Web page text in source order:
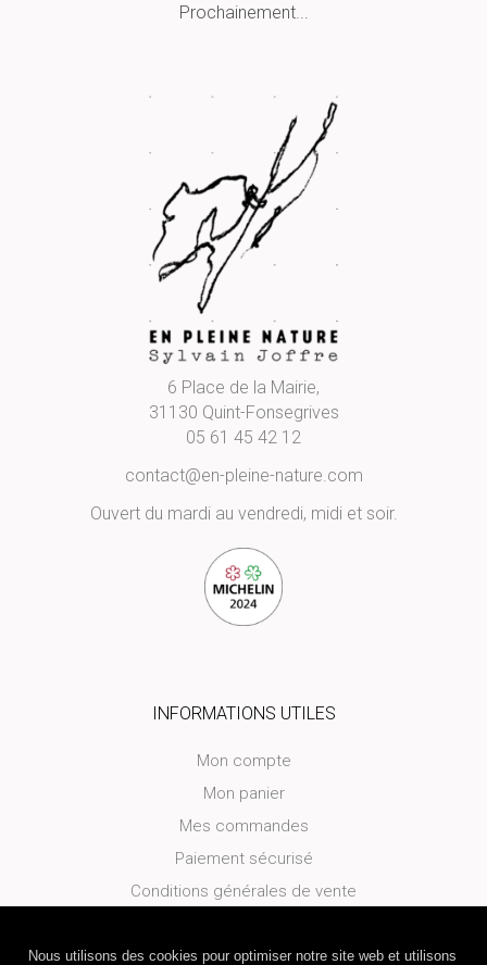
Prochainement...
6 Place de la Mairie,
31130 Quint-Fonsegrives
05 61 45 42 12
contact@en-pleine-nature.com
Ouvert du mardi au vendredi, midi et soir.
INFORMATIONS UTILES
Mon compte
Mon panier
Mes commandes
Paiement sécurisé
Conditions générales de vente
Politique des cookies
Nous utilisons des cookies pour optimiser notre site web et utilisons